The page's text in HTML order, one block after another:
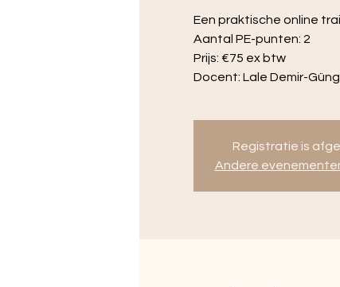
Een praktische online
Aantal PE-punten: 2
Prijs: €75 ex btw
Docent: Lale Demir-
Registratie is
Andere